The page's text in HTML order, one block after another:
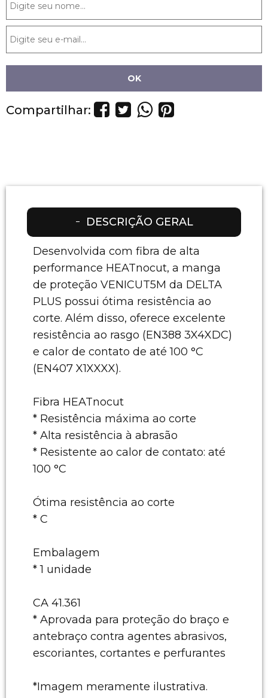
Compartilhar:
DESCRIÇÃO GERAL
Desenvolvida com fibra de alta
performance HEATnocut, a manga
de proteção VENICUT5M da DELTA
PLUS possui ótima resistência ao
corte. Além disso, oferece excelente
resistência ao rasgo (EN388 3X4XDC)
e calor de contato de até 100 °C
(EN407 X1XXXX).
Fibra HEATnocut
* Resistência máxima ao corte
* Alta resistência à abrasão
* Resistente ao calor de contato: até
100 °C
Ótima resistência ao corte
* C
Embalagem
* 1 unidade
CA 41.361
* Aprovada para proteção do braço e
antebraço contra agentes abrasivos,
escoriantes, cortantes e perfurantes
*Imagem meramente ilustrativa.